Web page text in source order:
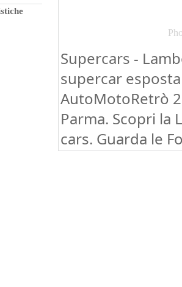
Supercars -
supercar
AutoMotoRetrò
Parma. Scopri la
cars. Guarda le